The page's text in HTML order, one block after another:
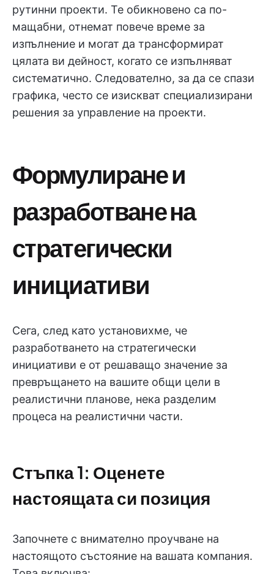
рутинни проекти. Те обикновено са по-
мащабни, отнемат повече време за
изпълнение и могат да трансформират
цялата ви дейност, когато се изпълняват
систематично. Следователно, за да се спази
графика, често се изискват специализирани
решения за управление на проекти.
Формулиране и
разработване на
стратегически
инициативи
Сега, след като установихме, че
разработването на стратегически
инициативи е от решаващо значение за
превръщането на вашите общи цели в
реалистични планове, нека разделим
процеса на реалистични части.
Стъпка 1: Оценете
настоящата си позиция
Започнете с внимателно проучване на
настоящото състояние на вашата компания.